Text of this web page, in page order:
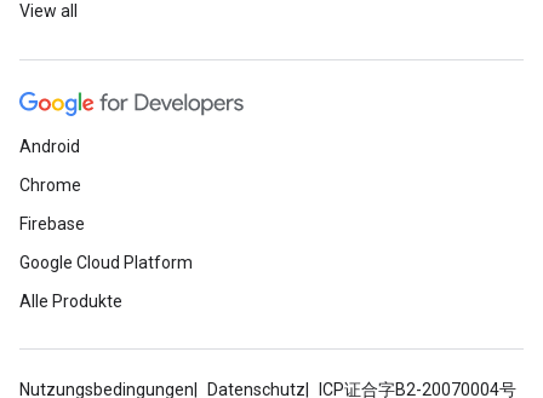
View all
Android
Chrome
Firebase
Google Cloud Platform
Alle Produkte
Nutzungsbedingungen Datenschutz ICP证合字B2-20070004号